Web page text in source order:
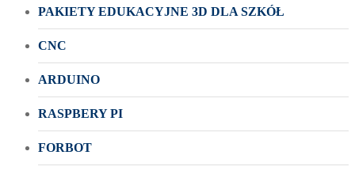
PAKIETY EDUKACYJNE 3D DLA SZKÓŁ
CNC
ARDUINO
RASPBERY PI
FORBOT